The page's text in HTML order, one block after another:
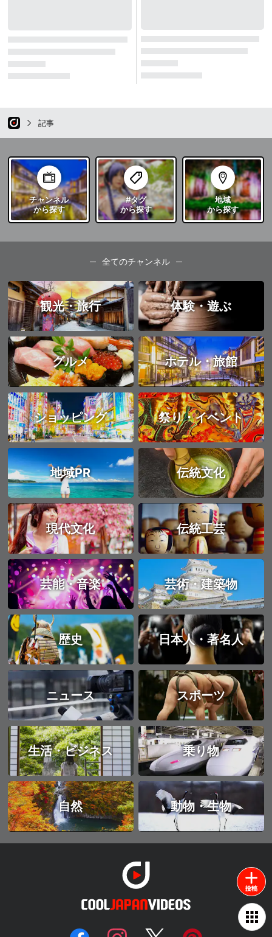
記事
チャンネル
から探す
#タグ
から探す
地域
から探す
全てのチャンネル
観光・旅行 体験・遊ぶ
グルメ ホテル・旅館
ショッピング 祭り・イベント
地域PR 伝統文化
現代文化 伝統工芸
芸能・音楽 芸術・建築物
歴史 日本人・著名人
ニュース スポーツ
生活・ビジネス 乗り物
自然 動物・生物